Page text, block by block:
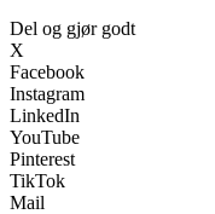
Del og gjør godt
X
Facebook
Instagram
LinkedIn
YouTube
Pinterest
TikTok
Mail